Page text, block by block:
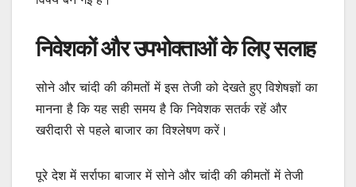
निवेशकों और उपभोक्ताओं के लिए सलाह
सोने और चांदी की कीमतों में इस तेजी को देखते हुए विशेषज्ञों का
मानना है कि यह सही समय है कि निवेशक सतर्क रहें और
खरीदारी से पहले बाजार का विश्लेषण करें।
पूरे देश में सर्राफा बाजार में सोने और चांदी की कीमतों में तेजी